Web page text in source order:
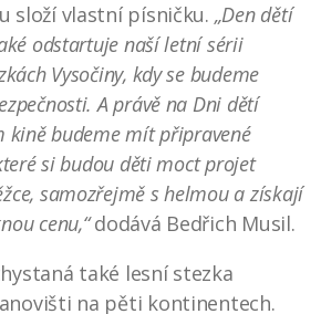
složí vlastní písničku. „Den dětí
odstartuje naší letní sérii
Vysočiny, kdy se budeme
A právě na Dni dětí
kině budeme mít připravené
si budou děti moct projet
samozřejmě s helmou a získají
cenu,“dodává Bedřich Musil.
také lesní stezka
na pěti kontinentech.